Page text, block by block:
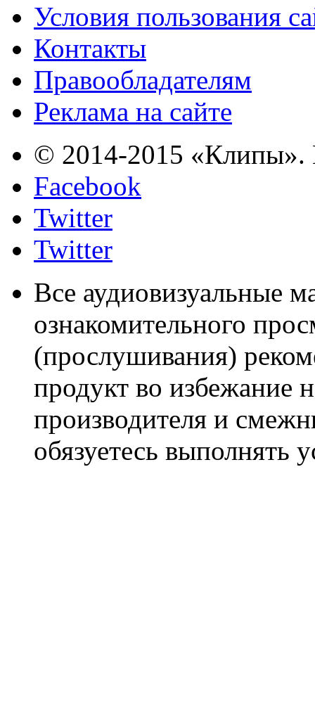
Условия пользования
Контакты
Правообладателям
Реклама на сайте
© 2014-2015 «Клипы».
Facebook
Twitter
Twitter
Все аудиовизуальные
ознакомительного
(прослушивания)
продукт во избежание
производителя и
обязуетесь выполнять